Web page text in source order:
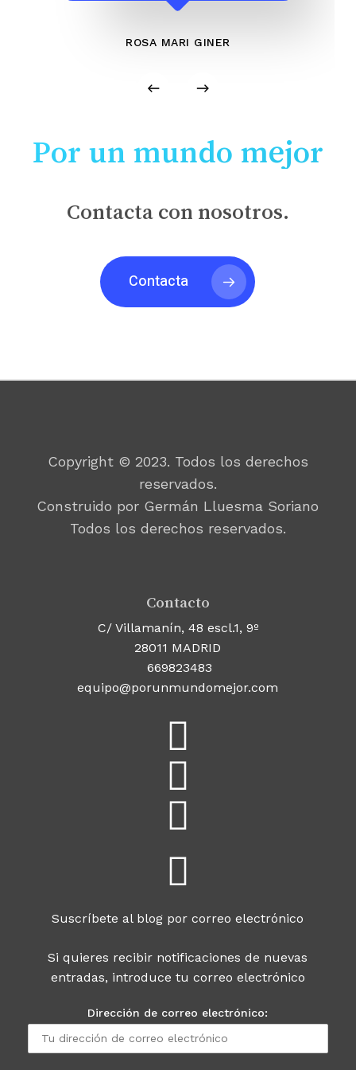
ROSA MARI GINER
Por un mundo mejor
Contacta con nosotros.
Contacta
Copyright © 2023. Todos los derechos
reservados.
Construido por Germán Lluesma Soriano
Todos los derechos reservados.
Contacto
C/ Villamanín, 48 escl.1, 9º
28011 MADRID
669823483
equipo@porunmundomejor.com
Suscríbete al blog por correo electrónico
Si quieres recibir notificaciones de nuevas
entradas, introduce tu correo electrónico
Dirección de correo electrónico: